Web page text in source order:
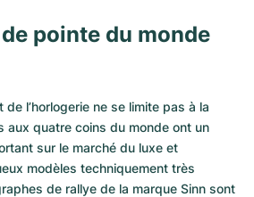
pointe du monde
de l’horlogerie ne se limite pas à la
aux quatre coins du monde ont un
sur le marché du luxe et
modèles techniquement très
de rallye de la marque Sinn sont